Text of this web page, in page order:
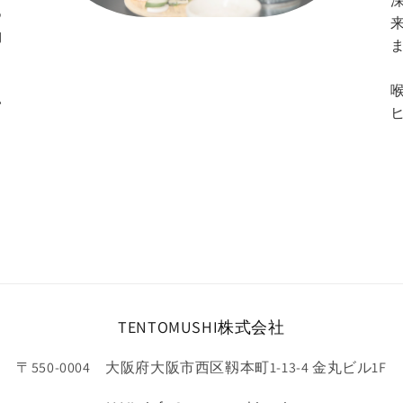
TENTOMUSHI株式会社
〒550-0004 大阪府大阪市西区靱本町1-13-4 金丸ビル1F